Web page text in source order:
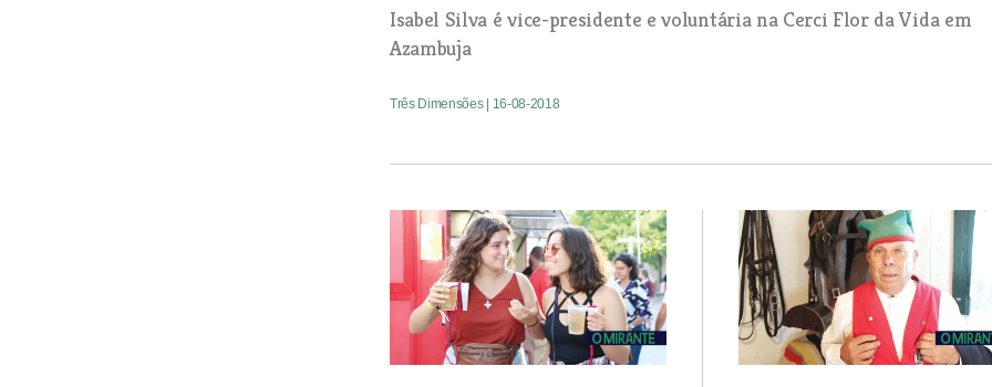
Isabel Silva é vice-presidente e voluntária na Cerci Flor da Vida em
Azambuja
Três Dimensões | 16-08-2018